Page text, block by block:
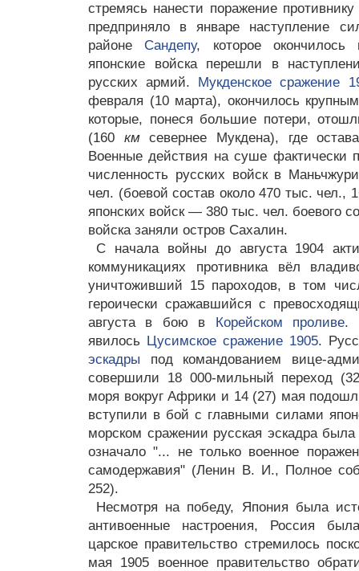
стремясь нанести поражение
предприняло в январе наступление
районе Сандепу, которое
японские войска перешли в
русских армий. Мукденское сражение
февраля (10 марта), окончилось
которые, понеся большие потери,
(160 кмсевернее Мукдена), где
Военные действия на суше фактически
численность русских войск в
чел. (боевой состав около 470 тыс. чел.,
японских войск — 380 тыс. чел. боевого
войска заняли остров Сахалин.
С начала войны до августа 1904
коммуникациях противника вёл
уничтоживший 15 пароходов, в том
героически сражавшийся с
августа в бою в Корейском проливе.
явилось Цусимское сражение 1905.
эскадры под командованием вице-
совершили 18 000-мильный переход
моря вокруг Африки и 14 (27) мая
вступили в бой с главными силами
морском сражении русская эскадра
означало "... не только военное
самодержавия" (Ленин В. И., Полное
252).
Несмотря на победу, Япония была
антивоенные настроения, Россия
царское правительство стремилось
мая 1905 военное правительство